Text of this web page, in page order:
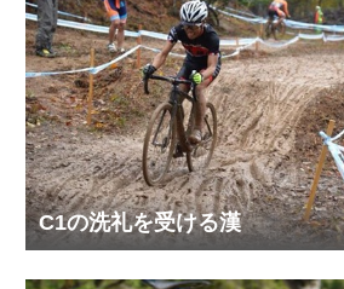
C1の洗礼を受ける漢